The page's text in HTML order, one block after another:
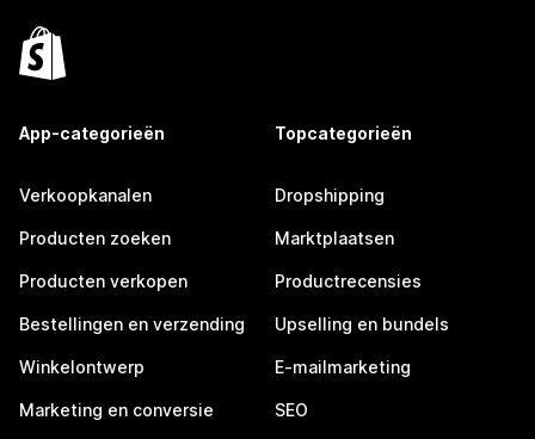
App-categorieën
Verkoopkanalen
Producten zoeken
Producten verkopen
Bestellingen en verzending
Winkelontwerp
Marketing en conversie
Topcategorieën
Dropshipping
Marktplaatsen
Productrecensies
Upselling en bundels
E-mailmarketing
SEO